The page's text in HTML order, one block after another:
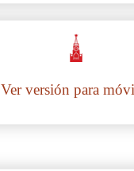
Ver versión para